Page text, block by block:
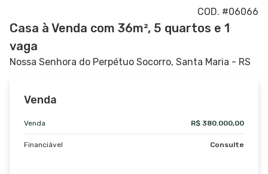
COD. #06066
Casa à Venda com 36m², 5 quartos e 1
vaga
Nossa Senhora do Perpétuo Socorro, Santa Maria - RS
Venda
Venda R$ 380.000,00
Financiável Consulte